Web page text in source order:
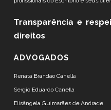
Transparência e
direitos
ADVOGADOS
Renata Brandao Canella
Sergio Eduardo Canella
Elisângela Guimarães de Andrade